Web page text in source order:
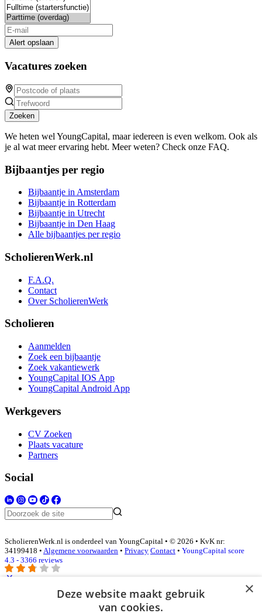
Alert opslaan
Vacatures zoeken
Zoeken
We heten wel YoungCapital, maar iedereen is even welkom. Ook als
je al wat meer ervaring hebt. Meer weten? Check onze FAQ.
Bijbaantjes per regio
Bijbaantje in Amsterdam
Bijbaantje in Rotterdam
Bijbaantje in Utrecht
Bijbaantje in Den Haag
Alle bijbaantjes per regio
ScholierenWerk.nl
F.A.Q.
Contact
Over ScholierenWerk
Scholieren
Aanmelden
Zoek een bijbaantje
Zoek vakantiewerk
YoungCapital IOS App
YoungCapital Android App
Werkgevers
CV Zoeken
Plaats vacature
Partners
Social
ScholierenWerk.nl is onderdeel van YoungCapital • © 2026 • KvK nr:
34199418 • Algemene voorwaarden • Privacy Contact • YoungCapital score
4.3 - 3366 reviews
Inloggen als bedrijf
×
Deze website maakt gebruik
van cookies.